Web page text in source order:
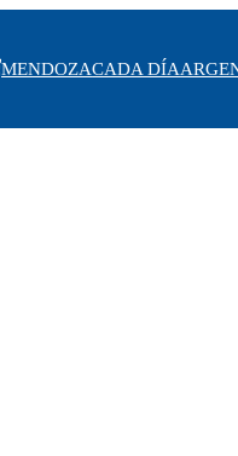
MENDOZACADA DÍA